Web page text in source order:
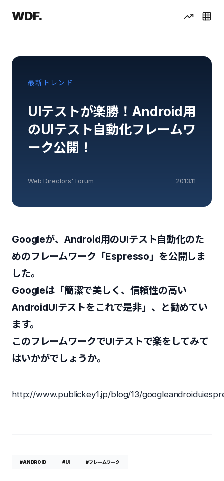
WDF.
最新トレンド
UIテストが楽勝！Android用
のUIテスト自動化フレームワ
ーク公開！
Web Directors' Forum 2013.11
Googleが、Android用のUIテスト自動化のた
めのフレームワーク「Espresso」を公開しま
した。
Googleは「簡潔で美しく、信頼性の高い
AndroidUIテストをこれで是非」、と勧めてい
ます。
このフレームワークでUIテストで楽をしてみて
はいかがでしょうか。
http://www.publickey1.jp/blog/13/
#ANDROID #UI #フレームワーク